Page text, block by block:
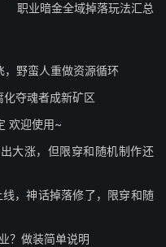
职业暗金全域掉落玩法汇总
野蛮人重做资源循环
夺魂者成新矿区
欢迎使用~
大涨，但限穿和随机制作还
，神话掉落修了，限穿和随
？做装简单说明